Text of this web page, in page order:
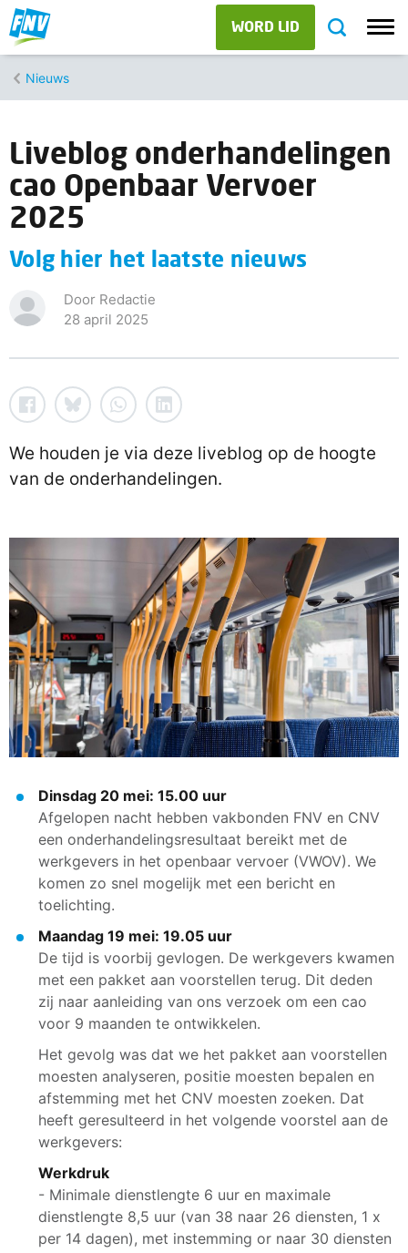
WORD LID
Nieuws
Liveblog onderhandelingen
cao Openbaar Vervoer
2025
Volg hier het laatste nieuws
Door Redactie
28 april 2025
We houden je via deze liveblog op de hoogte
van de onderhandelingen.
Dinsdag 20 mei: 15.00 uur
Afgelopen nacht hebben vakbonden FNV en CNV
een onderhandelingsresultaat bereikt met de
werkgevers in het openbaar vervoer (VWOV). We
komen zo snel mogelijk met een bericht en
toelichting.
Maandag 19 mei: 19.05 uur
De tijd is voorbij gevlogen. De werkgevers kwamen
met een pakket aan voorstellen terug. Dit deden
zij naar aanleiding van ons verzoek om een cao
voor 9 maanden te ontwikkelen.
Het gevolg was dat we het pakket aan voorstellen
moesten analyseren, positie moesten bepalen en
afstemming met het CNV moesten zoeken. Dat
heeft geresulteerd in het volgende voorstel aan de
werkgevers:
Werkdruk
- Minimale dienstlengte 6 uur en maximale
dienstlengte 8,5 uur (van 38 naar 26 diensten, 1 x
per 14 dagen), met instemming or naar 30 diensten